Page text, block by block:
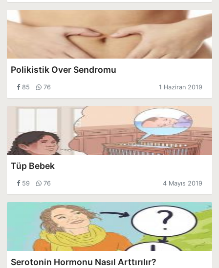
Polikistik Over Sendromu
85 76 1 Haziran 2019
Tüp Bebek
59 76 4 Mayıs 2019
Serotonin Hormonu Nasıl Arttırılır?